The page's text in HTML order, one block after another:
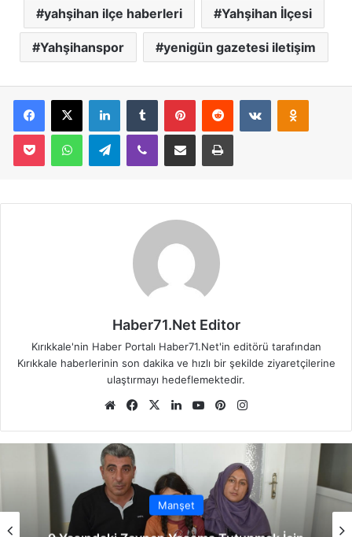
yahşihan ilçe haberleri Yahşihan İlçesi
Yahşihanspor yenigün gazetesi iletişim
Telegram
Haber71.Net Editor
Kırıkkale'nin Haber Portalı Haber71.Net'in editörü tarafından
Kırıkkale haberlerinin son dakika ve hızlı bir şekilde ziyaretçilerine
ulaştırmayı hedeflemektedir.
We
sit
esi
Fa
bo
X
Lin
dIn
Yo
ub
Pin
est ra
m
Manşet